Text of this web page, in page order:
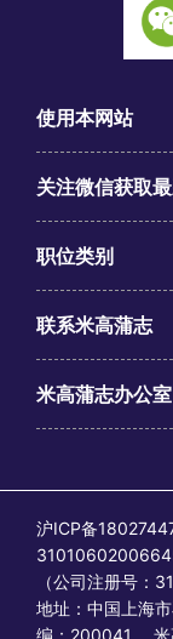
使用本网站
关注微信获取
职位类别
联系米高蒲志
米高蒲志办公室
沪ICP备
（公司注册号
地址：中国上海
编：200041。